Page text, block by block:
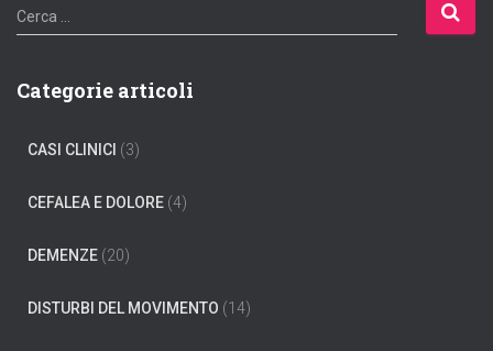
R
i
e
Cerca …
Categorie articoli
CASI CLINICI (3)
CEFALEA E DOLORE (4)
DEMENZE (20)
DISTURBI DEL MOVIMENTO (14)